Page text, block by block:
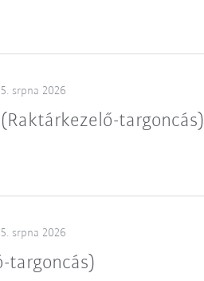
5. srpna 2026
targoncás)
5. srpna 2026
targoncás)